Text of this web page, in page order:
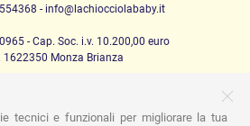
- info@lachiocciolababy.it
- Cap. Soc. i.v. 10.200,00 euro
1622350 Monza Brianza
tecnici e funzionali per migliorare la tua